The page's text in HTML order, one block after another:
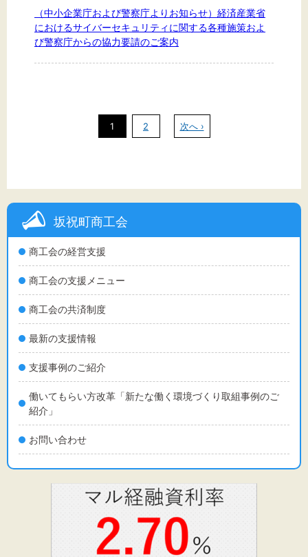
坂祝町商工会
商工会の経営支援
商工会の支援メニュー
商工会の共済制度
最新の支援情報
支援事例のご紹介
働いてもらい方改革「新たな働く環境づくり取組事例のご
紹介」
お問い合わせ
（中小企業庁および警察庁よりお知らせ）経済産業省
におけるサイバーセキュリティに関する各種施策およ
び警察庁からの協力要請のご案内
1 2 次へ ›